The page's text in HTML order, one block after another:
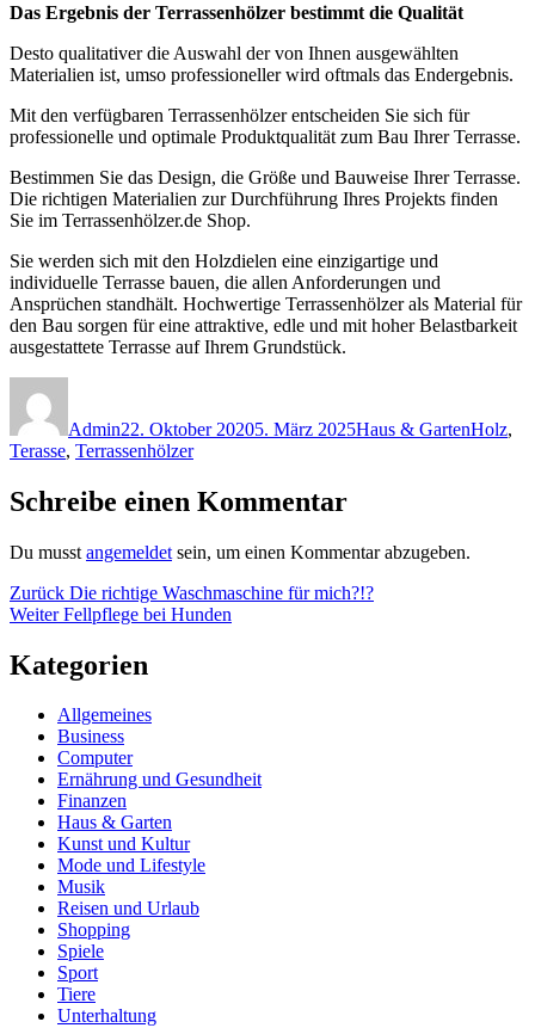
Das Ergebnis der Terrassenhölzer bestimmt die Qualität
Desto qualitativer die Auswahl der von Ihnen ausgewählten
Materialien ist, umso professioneller wird oftmals das Endergebnis.
Mit den verfügbaren Terrassenhölzer entscheiden Sie sich für
professionelle und optimale Produktqualität zum Bau Ihrer Terrasse.
Bestimmen Sie das Design, die Größe und Bauweise Ihrer Terrasse.
Die richtigen Materialien zur Durchführung Ihres Projekts finden
Sie im Terrassenhölzer.de Shop.
Sie werden sich mit den Holzdielen eine einzigartige und
individuelle Terrasse bauen, die allen Anforderungen und
Ansprüchen standhält. Hochwertige Terrassenhölzer als Material für
den Bau sorgen für eine attraktive, edle und mit hoher Belastbarkeit
ausgestattete Terrasse auf Ihrem Grundstück.
Admin22. Oktober 20205. März 2025Haus & GartenHolz,
Terasse, Terrassenhölzer
Schreibe einen Kommentar
Du musst angemeldet sein, um einen Kommentar abzugeben.
Beitragsnavigation
Zurück Vorheriger
Beitrag:
Die richtige Waschmaschine für mich?!?
Weiter Nächster
Fellpflege bei Hunden
Kategorien
Allgemeines
Business
Computer
Ernährung und Gesundheit
Finanzen
Haus & Garten
Kunst und Kultur
Mode und Lifestyle
Musik
Reisen und Urlaub
Shopping
Spiele
Sport
Tiere
Unterhaltung